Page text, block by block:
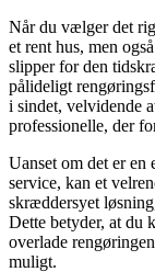
Når du vælger det
et rent hus, men
slipper for den
pålideligt
i sindet, velvidende
professionelle, der
Uanset om det er en
service, kan et
skræddersyet
Dette betyder, at du
overlade
muligt.